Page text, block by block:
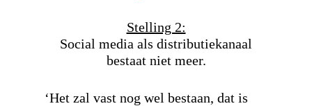
Stelling 2:
Social media als distributiekanaal
bestaat niet meer.
‘Het zal vast nog wel bestaan, dat is